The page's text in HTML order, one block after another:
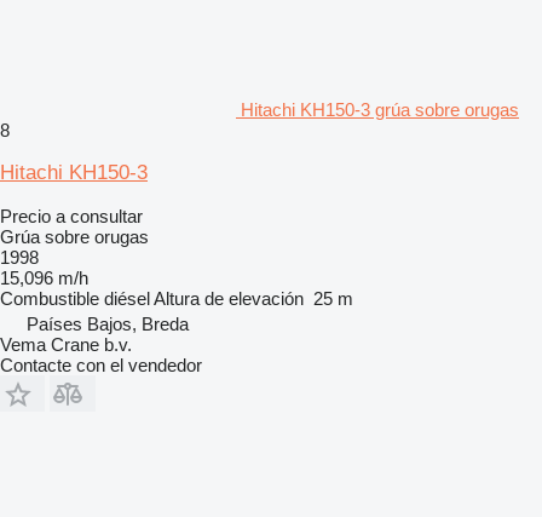
Hitachi KH150-3 grúa sobre orugas
8
Hitachi KH150-3
Precio a consultar
Grúa sobre orugas
1998
15,096 m/h
Combustible diéselAltura de elevación 25 m
Países Bajos, Breda
Vema Crane b.v.
Contacte con el vendedor